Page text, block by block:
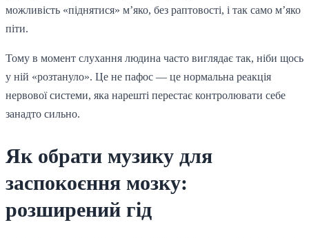
можливість «піднятися» м’яко, без раптовості, і так само м’яко
піти.
Тому в момент слухання людина часто виглядає так, ніби щось
у ній «розтануло». Це не пафос — це нормальна реакція
нервової системи, яка нарешті перестає контролювати себе
занадто сильно.
Як обрати музику для
заспокоєння мозку:
розширений гід